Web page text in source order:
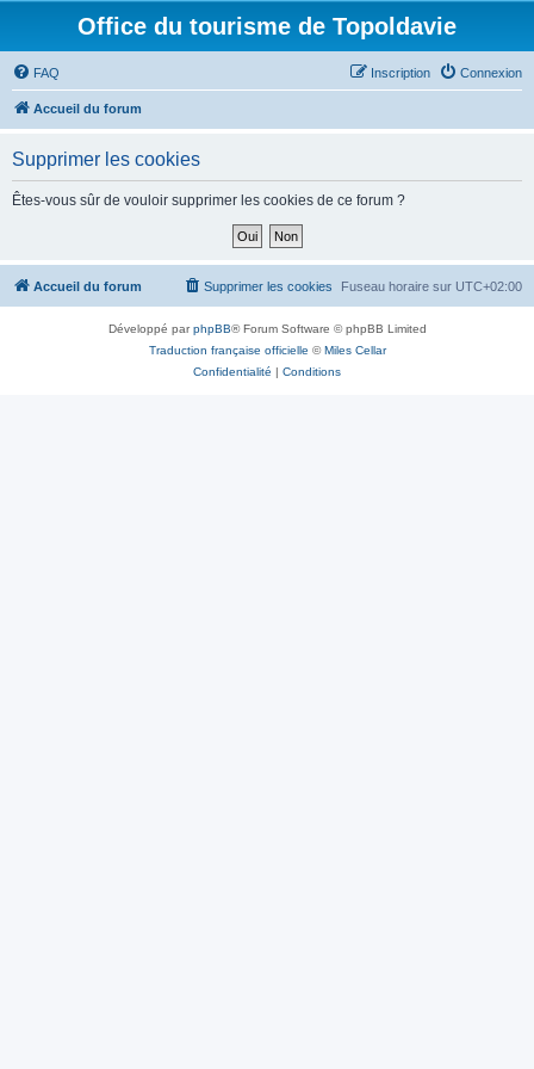
Office du tourisme de Topoldavie
FAQ Connexion
Inscription
Accueil du forum
Supprimer les cookies
Êtes-vous sûr de vouloir supprimer les cookies de ce forum ?
Accueil du forum Fuseau horaire sur UTC+02:00
Supprimer les cookies
Développé parphpBB® Forum Software © phpBB Limited
Traduction française officielle ©Miles Cellar
Confidentialité | Conditions